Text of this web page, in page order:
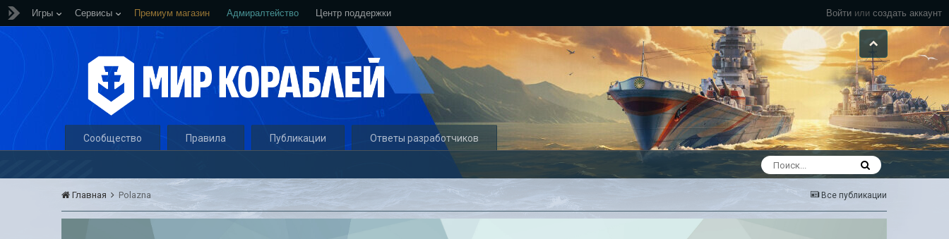
Войти или создать аккаунт
Игры Сервисы Премиум магазин Адмиралтейство Центр поддержки
Сообщество Правила Публикации Ответы разработчиков
Все публикации
Главная Polazna